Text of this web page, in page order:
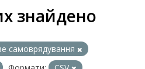
знайдено
самоврядування